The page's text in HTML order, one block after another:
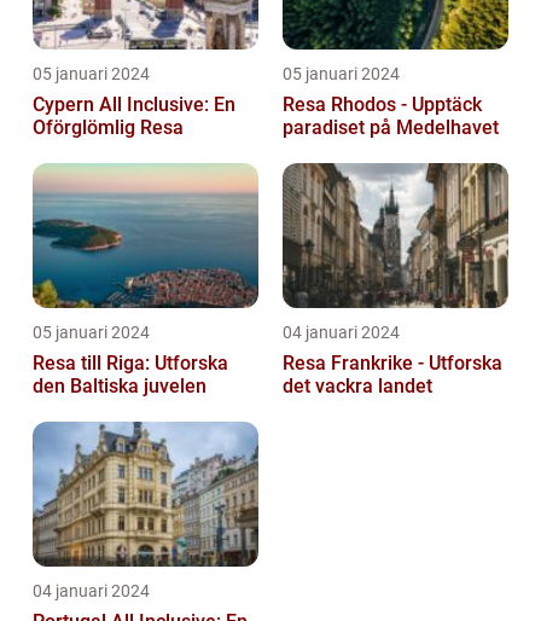
05 januari 2024
Cypern All Inclusive: En
Oförglömlig Resa
05 januari 2024
Resa Rhodos - Upptäck
paradiset på Medelhavet
05 januari 2024
Resa till Riga: Utforska
den Baltiska juvelen
04 januari 2024
Resa Frankrike - Utforska
det vackra landet
04 januari 2024